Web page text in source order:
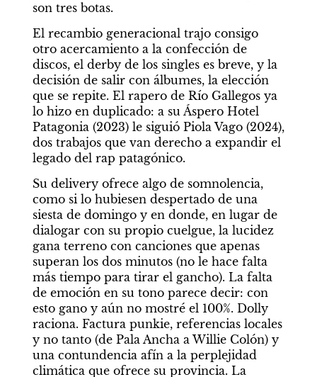
son tres botas.
El recambio generacional trajo consigo
otro acercamiento a la confección de
discos, el derby de los singles es breve, y la
decisión de salir con álbumes, la elección
que se repite. El rapero de Río Gallegos ya
lo hizo en duplicado: a su Áspero Hotel
Patagonia (2023) le siguió Piola Vago (2024),
dos trabajos que van derecho a expandir el
legado del rap patagónico.
Su delivery ofrece algo de somnolencia,
como si lo hubiesen despertado de una
siesta de domingo y en donde, en lugar de
dialogar con su propio cuelgue, la lucidez
gana terreno con canciones que apenas
superan los dos minutos (no le hace falta
más tiempo para tirar el gancho). La falta
de emoción en su tono parece decir: con
esto gano y aún no mostré el 100%. Dolly
raciona. Factura punkie, referencias locales
y no tanto (de Pala Ancha a Willie Colón) y
una contundencia afín a la perplejidad
climática que ofrece su provincia. La